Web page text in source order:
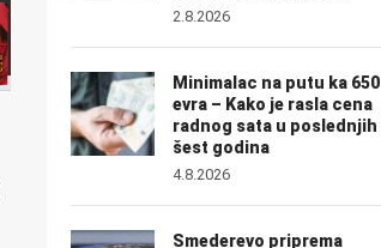
2.8.2026
Minimalac na putu ka 650
evra – Kako je rasla cena
radnog sata u poslednjih
šest godina
4.8.2026
Smederevo priprema